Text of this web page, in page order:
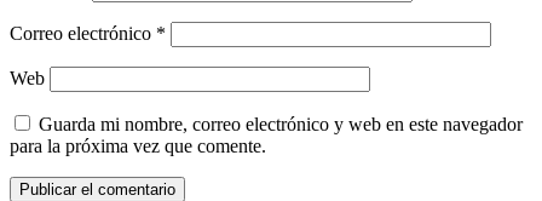
Correo electrónico *
Web
Guarda mi nombre, correo electrónico y web en este navegador
para la próxima vez que comente.